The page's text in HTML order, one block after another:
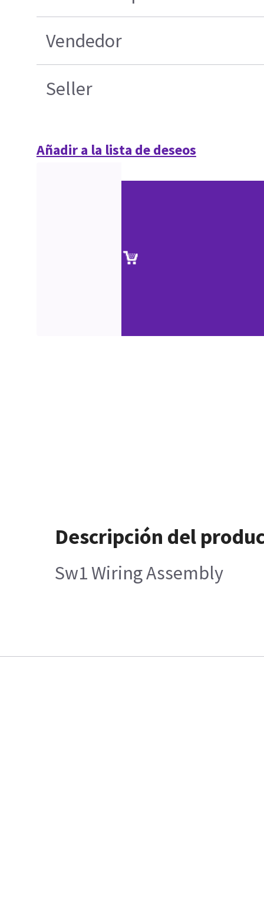
Vendedor
Seller
Añadir a la lista de deseos
Descripción del
Sw1 Wiring Assembly